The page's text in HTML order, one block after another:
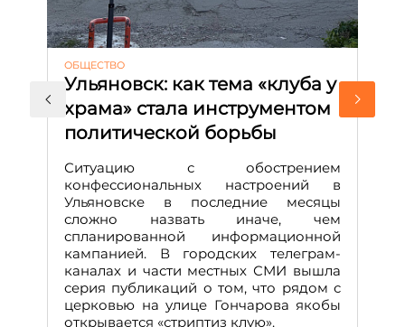
ОБЩЕСТВО
Ульяновск: как тема «клуба у
храма» стала инструментом
политической борьбы
Ситуацию с обострением
конфессиональных настроений в
Ульяновске в последние месяцы
сложно назвать иначе, чем
спланированной информационной
кампанией. В городских телеграм-
каналах и части местных СМИ вышла
серия публикаций о том, что рядом с
церковью на улице Гончарова якобы
открывается «стриптиз клую».